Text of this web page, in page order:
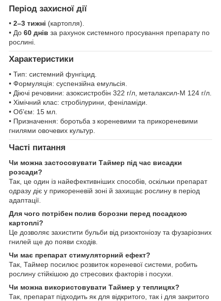
Період захисної дії
• 2–3 тижні (картопля).
• До 60 днів за рахунок системного просування препарату по
рослині.
Характеристики
• Тип: системний фунгіцид.
• Формуляція: суспензійна емульсія.
• Діючі речовини: азоксистробін 322 г/л, металаксил-М 124 г/л.
• Хімічний клас: стробілурини, феніламіди.
• Об’єм: 15 мл.
• Призначення: боротьба з кореневими та прикореневими
гнилями овочевих культур.
Часті питання
Чи можна застосовувати Таймер під час висадки
розсади?
Так, це один із найефективніших способів, оскільки препарат
одразу діє у прикореневій зоні й захищає рослину в період
адаптації.
Для чого потрібен полив борозни перед посадкою
картоплі?
Це дозволяє захистити бульби від ризоктоніозу та фузаріозних
гнилей ще до появи сходів.
Чи має препарат стимуляторний ефект?
Так, Таймер посилює розвиток кореневої системи, робить
рослину стійкішою до стресових факторів і посухи.
Чи можна використовувати Таймер у теплицях?
Так, препарат підходить як для відкритого, так і для закритого